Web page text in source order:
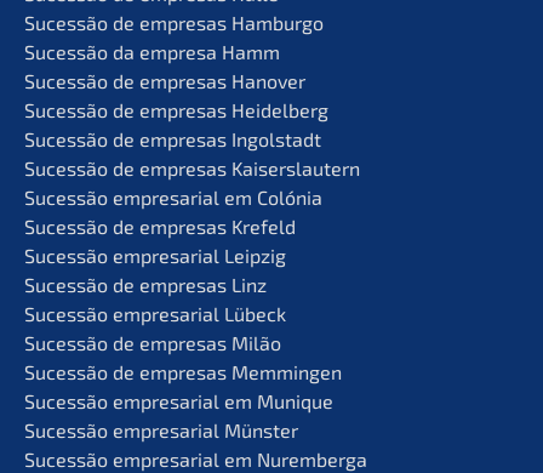
Suces­são de empre­sas Hamburgo
Suces­são da empre­sa Hamm
Suces­são de empre­sas Hanover
Suces­são de empre­sas Heidelberg
Suces­são de empre­sas Ingolstadt
Suces­são de empre­sas Kaiserslautern
Suces­são empre­sa­ri­al em Colónia
Suces­são de empre­sas Krefeld
Suces­são empre­sa­ri­al Leipzig
Suces­são de empre­sas Linz
Suces­são empre­sa­ri­al Lübeck
Suces­são de empre­sas Milão
Suces­são de empre­sas Memmingen
Suces­são empre­sa­ri­al em Munique
Suces­são empre­sa­ri­al Münster
Suces­são empre­sa­ri­al em Nuremberga